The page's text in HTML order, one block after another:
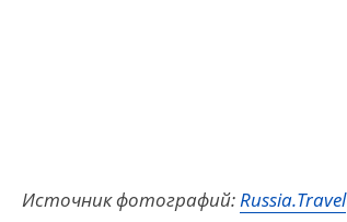
Источник фотографий:Russia.Travel